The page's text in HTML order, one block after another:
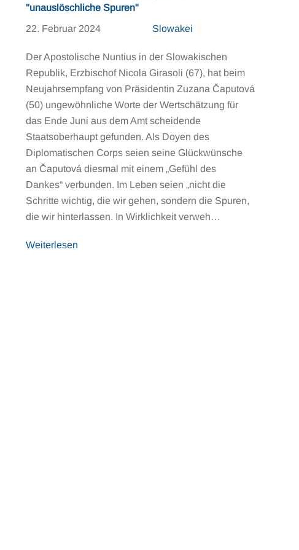
"unauslöschliche Spuren"
22. Februar 2024
Slowakei
Der Apostolische Nuntius in der Slowakischen
Republik, Erzbischof Nicola Girasoli (67), hat beim
Neujahrsempfang von Präsidentin Zuzana Čaputová
(50) ungewöhnliche Worte der Wertschätzung für
das Ende Juni aus dem Amt scheidende
Staatsoberhaupt gefunden. Als Doyen des
Diplomatischen Corps seien seine Glückwünsche
an Čaputová diesmal mit einem „Gefühl des
Dankes“ verbunden. Im Leben seien „nicht die
Schritte wichtig, die wir gehen, sondern die Spuren,
die wir hinterlassen. In Wirklichkeit verweh…
Weiterlesen